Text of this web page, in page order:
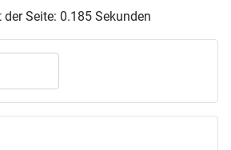
der Seite: 0.185 Sekunden